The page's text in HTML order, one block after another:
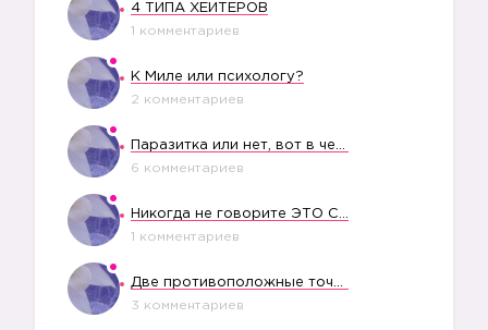
4 ТИПА ХЕЙТЕРОВ
1 комментариев
К Миле или психологу?
2 комментариев
6 комментариев
1 комментариев
3 комментариев